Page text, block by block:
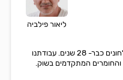
ליאור פילביה
'הזגג שלי' מתמחים בייצור והרכבת מקלחונים כבר- 28 שנים. עבודתנו
המתקדמים בשוק.